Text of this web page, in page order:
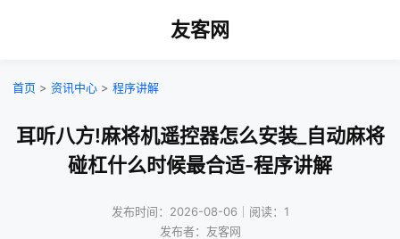
友客网
首页 > 资讯中心 > 程序讲解
耳听八方!麻将机遥控器怎么安装_自动麻将
碰杠什么时候最合适-程序讲解
发布时间：2026-08-06｜阅读：1
发布者：友客网